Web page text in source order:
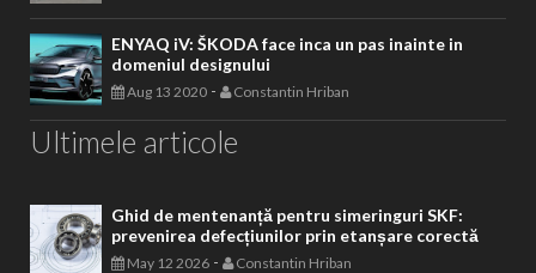
ENYAQ iV: ŠKODA face inca un pas inainte in
domeniul designului
Aug 13 2020 - Constantin Hriban
Ultimele articole
Ghid de mentenanță pentru simeringuri SKF:
prevenirea defecțiunilor prin etanșare corectă
May 12 2026 - Constantin Hriban